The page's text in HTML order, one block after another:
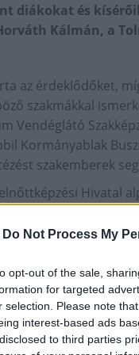
Do Not Process My
opt-out of the sale,
for targeted
selection. Please note
interest-based ads
to third parties
diákokat és
Kálmán, a
az érdeklődőket,
szakmákkal
Vendéglátó
Kormányablak
szakemberek
Hivatal
pályaválasztás
sziget nyújtotta
kérdőívekkel,
kapcsolódó
folytatódik,